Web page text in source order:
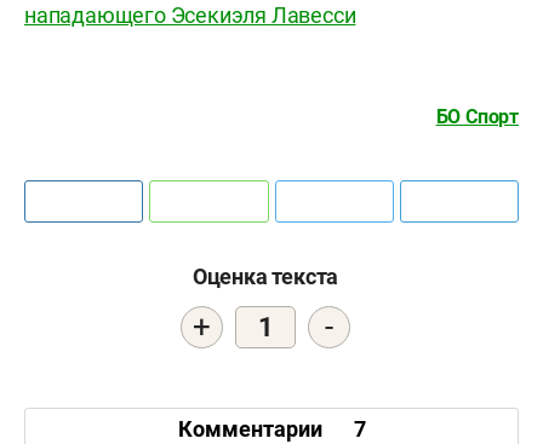
нападающего Эсекиэля Лавесси
БО Спорт
Оценка текста
+ 1 -
Комментарии 7